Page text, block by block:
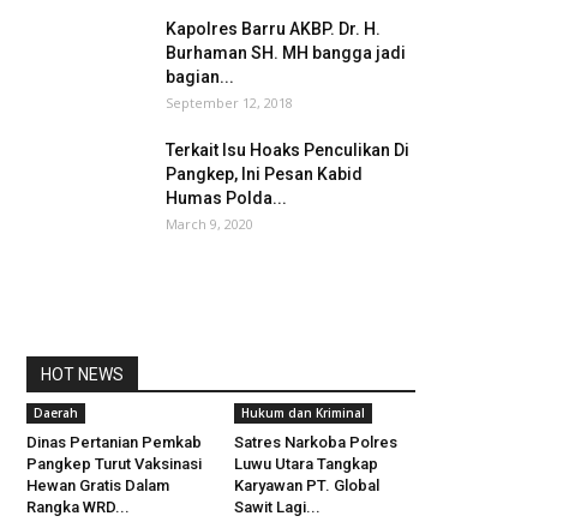
Kapolres Barru AKBP. Dr. H.
Burhaman SH. MH bangga jadi
bagian...
September 12, 2018
Terkait Isu Hoaks Penculikan Di
Pangkep, Ini Pesan Kabid
Humas Polda...
March 9, 2020
HOT NEWS
Daerah
Dinas Pertanian Pemkab
Pangkep Turut Vaksinasi
Hewan Gratis Dalam
Rangka WRD...
Hukum dan Kriminal
Satres Narkoba Polres
Luwu Utara Tangkap
Karyawan PT. Global
Sawit Lagi...